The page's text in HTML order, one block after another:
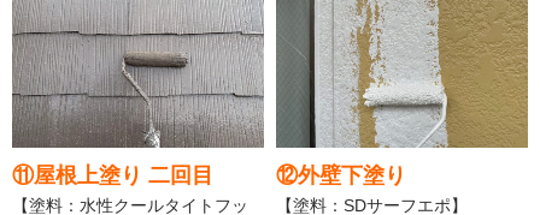
⑪屋根上塗り 二回目
【塗料：水性クールタイトフッ
⑫外壁下塗り
【塗料：SDサーフエポ】